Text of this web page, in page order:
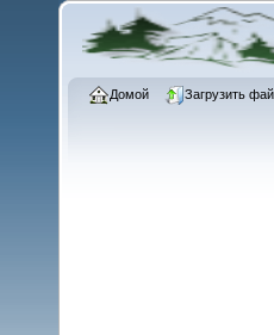
Домой Загрузить